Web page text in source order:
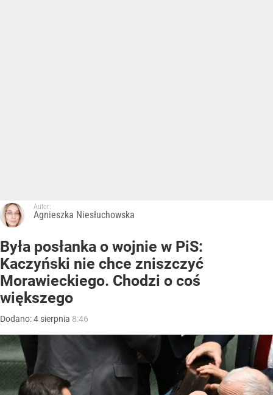
Autor:
Agnieszka Niesłuchowska
Była posłanka o wojnie w PiS:
Kaczyński nie chce zniszczyć
Morawieckiego. Chodzi o coś
większego
Dodano:4 sierpnia 8:46